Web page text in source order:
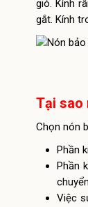
gió. Kính
gắt. Kính
Tại sao
Chọn nón
Phần
Phần
Việc